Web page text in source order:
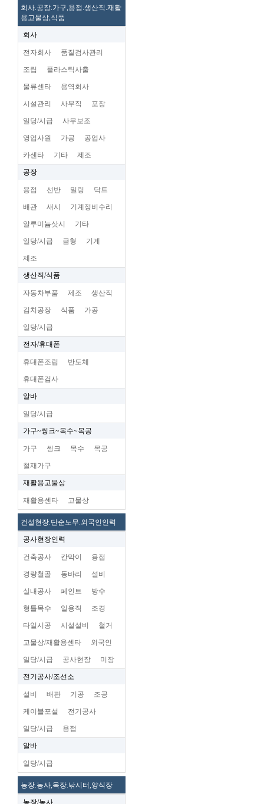
회사.공장.가구,용접.생산직.재활
용고물상,식품
회사
전자회사 품질검사관리
조립 플라스틱사출
물류센타 용역회사
시설관리 사무직 포장
일당/시급 사무보조
영업사원 가공 공업사
카센타 기타 제조
공장
용접 선반 밀링 닥트
배관 새시 기계정비수리
알루미늄삿시 기타
일당/시급 금형 기계
제조
생산직/식품
자동차부품 제조 생산직
김치공장 식품 가공
일당/시급
전자/휴대폰
휴대폰조립 반도체
휴대폰검사
알바
일당/시급
가구~씽크~목수~목공
가구 씽크 목수 목공
철재가구
재활용고물상
재활용센타 고물상
건설현장.단순노무.외국인인력
공사현장인력
건축공사 칸막이 용접
경량철골 동바리 설비
실내공사 페인트 방수
형틀목수 일용직 조경
타일시공 시설설비 철거
고물상/재활용센타 외국인
일당/시급 공사현장 미장
전기공사/조선소
설비 배관 기공 조공
케이블포설 전기공사
일당/시급 용접
알바
일당/시급
농장.농사,목장.낚시터,양식장
농장/농사